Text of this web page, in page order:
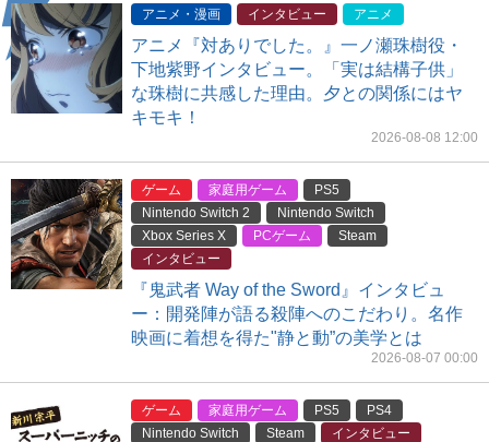
アニメ・漫画 インタビュー アニメ
アニメ『対ありでした。』一ノ瀬珠樹役・
下地紫野インタビュー。「実は結構子供」
な珠樹に共感した理由。夕との関係にはヤ
キモキ！
2026-08-08 12:00
ゲーム 家庭用ゲーム
PS5
Nintendo Switch 2
Nintendo Switch
Xbox Series X
PCゲーム
Steam
インタビュー
『鬼武者 Way of the Sword』インタビュ
ー：開発陣が語る殺陣へのこだわり。名作
映画に着想を得た"静と動”の美学とは
2026-08-07 00:00
ゲーム 家庭用ゲーム PS5
PS4
Nintendo Switch
Steam インタビュー